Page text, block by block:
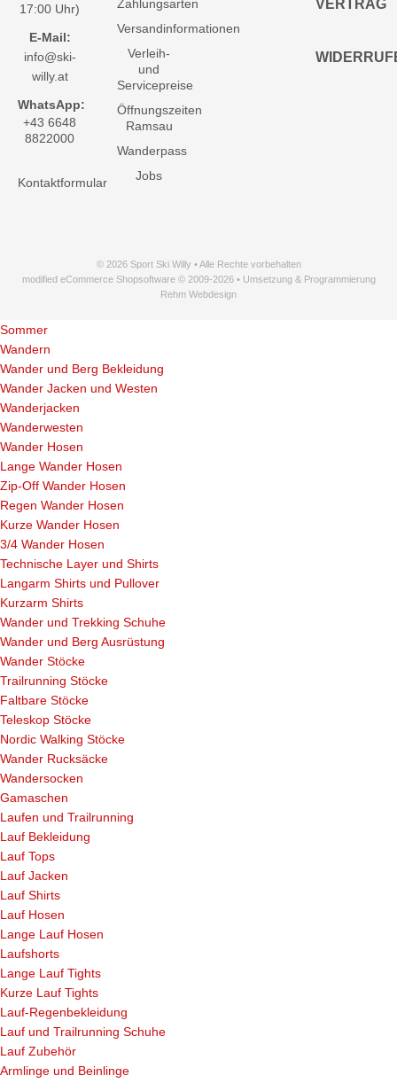
17:00 Uhr)
E-Mail:
info@ski-
willy.at
WhatsApp:
+43 6648
8822000
Kontaktformular
Zahlungsarten
Versandinformationen
Verleih-
und
Servicepreise
Öffnungszeiten
Ramsau
Wanderpass
Jobs
VERTRAG
© 2026 Sport Ski Willy • Alle Rechte vorbehalten
modified eCommerce Shopsoftware © 2009-2026 • Umsetzung & Programmierung
Rehm Webdesign
Sommer
Wandern
Wander und Berg Bekleidung
Wander Jacken und Westen
Wanderjacken
Wanderwesten
Wander Hosen
Lange Wander Hosen
Zip-Off Wander Hosen
Regen Wander Hosen
Kurze Wander Hosen
3/4 Wander Hosen
Technische Layer und Shirts
Langarm Shirts und Pullover
Kurzarm Shirts
Wander und Trekking Schuhe
Wander und Berg Ausrüstung
Wander Stöcke
Trailrunning Stöcke
Faltbare Stöcke
Teleskop Stöcke
Nordic Walking Stöcke
Wander Rucksäcke
Wandersocken
Gamaschen
Laufen und Trailrunning
Lauf Bekleidung
Lauf Tops
Lauf Jacken
Lauf Shirts
Lauf Hosen
Lange Lauf Hosen
Laufshorts
Lange Lauf Tights
Kurze Lauf Tights
Lauf-Regenbekleidung
Lauf und Trailrunning Schuhe
Lauf Zubehör
Armlinge und Beinlinge